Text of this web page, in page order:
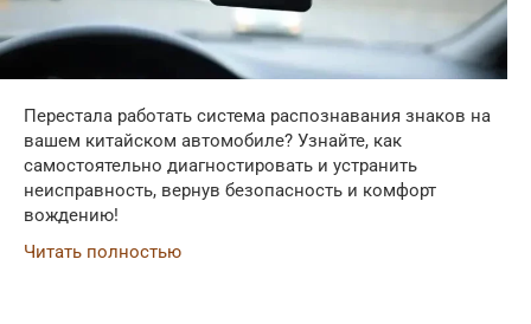
Перестала работать система распознавания знаков на
вашем китайском автомобиле? Узнайте, как
самостоятельно диагностировать и устранить
неисправность, вернув безопасность и комфорт
вождению!
Читать полностью